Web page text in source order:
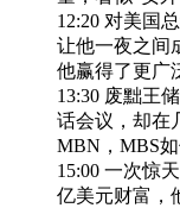
12:20 对美国
让他一夜之间
他赢得了更广
13:30 废黜王
话会议，却在
MBN，MBS
15:00 一次惊
亿美元财富，